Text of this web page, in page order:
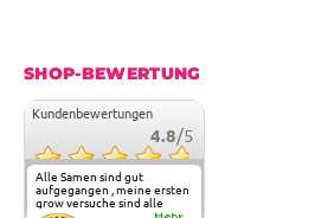
SHOP-BEWERTUNG
Kundenbewertungen
4.8/5
Alle Samen sind gut
aufgegangen , meine ersten
grow versuche sind alle